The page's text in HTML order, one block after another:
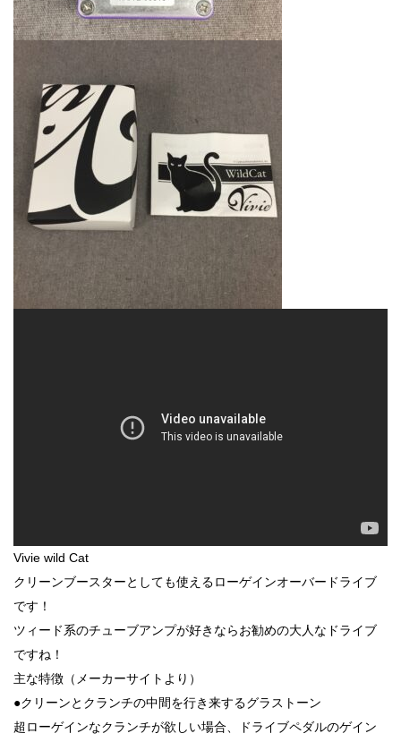
Vivie wild Cat
クリーンブースターとしても使えるローゲインオーバードライブ
です！
ツィード系のチューブアンプが好きならお勧めの大人なドライブ
ですね！
主な特徴（メーカーサイトより）
●クリーンとクランチの中間を行き来するグラストーン
超ローゲインなクランチが欲しい場合、ドライブペダルのゲイン